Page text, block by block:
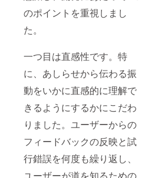
のポイントを重視しまし
た。
一つ目は直感性です。特
に、あしらせから伝わる振
動をいかに直感的に理解で
きるようにするかにこだわ
りました。ユーザーからの
フィードバックの反映と試
行錯誤を何度も繰り返し、
ユーザーが道を知るための